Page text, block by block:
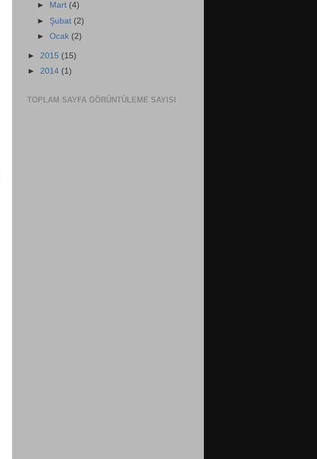
►
Mart (4)
► Şubat (2)
►Ocak (2)
► 2015 (15)
► 2014 (1)
TOPLAM SAYFA GÖRÜNTÜLEME SAYISI